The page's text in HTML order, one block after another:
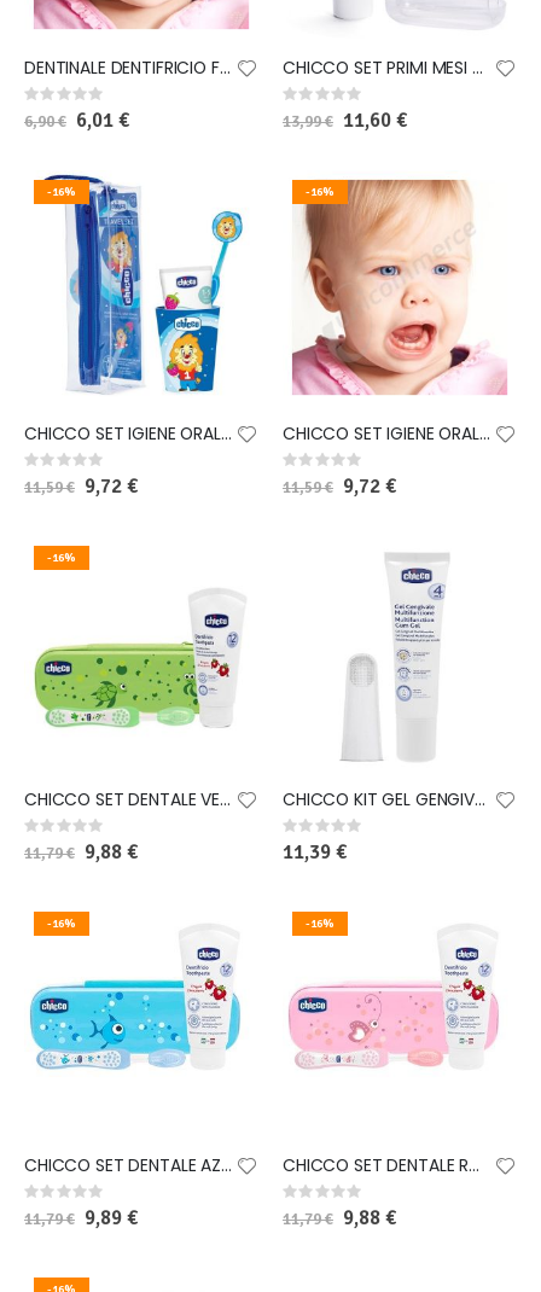
DENTINALE DENTIFRICIO FLUOR + SPAZZOLINO BIMBI 0-6 ANNI
Rating:
0%
6,90 € Special
Price
6,01 €
CHICCO SET PRIMI MESI ORAL CARE
Rating:
0%
13,99 € Special
Price
11,60 €
-16%
CHICCO SET IGIENE ORALE BOY 36M+
Rating:
0%
11,59 € Special
Price
9,72 €
-16%
CHICCO SET IGIENE ORALE GIRL 36M+
Rating:
0%
11,59 € Special
Price
9,72 €
-16%
CHICCO SET DENTALE VERDE CON FLUORO
Rating:
0%
11,79 € Special
Price
9,88 €
CHICCO KIT GEL GENGIVALE + DITALE
Rating:
0%
11,39 €
-16%
CHICCO SET DENTALE AZZURRO CON FLUORO
Rating:
0%
11,79 € Special
Price
9,89 €
-16%
CHICCO SET DENTALE ROSA CON FLUORO
Rating:
0%
11,79 € Special
Price
9,88 €